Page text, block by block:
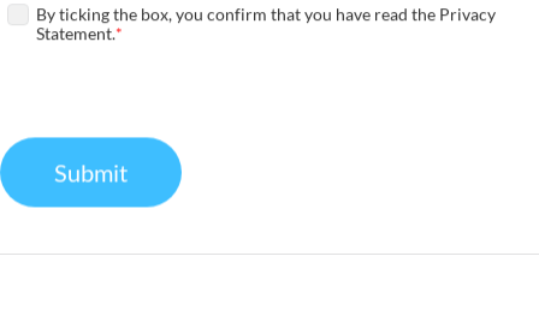
By ticking the box, you confirm that you have read the Privacy
Statement.
Required
Submit